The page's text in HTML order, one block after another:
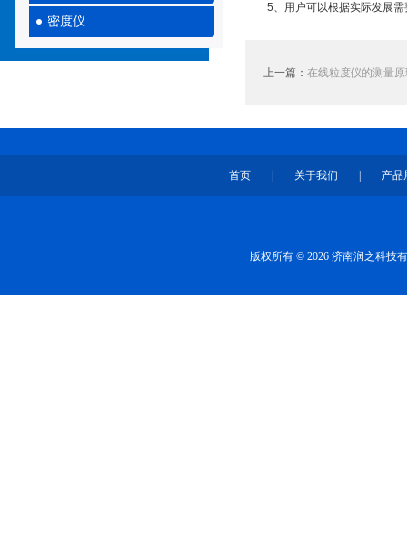
密度仪
5、用户可以根据实际发展需
上一篇： 在线粒度仪的测量
首页 关于我们 产品
版权所有 © 2026 济南润之科技